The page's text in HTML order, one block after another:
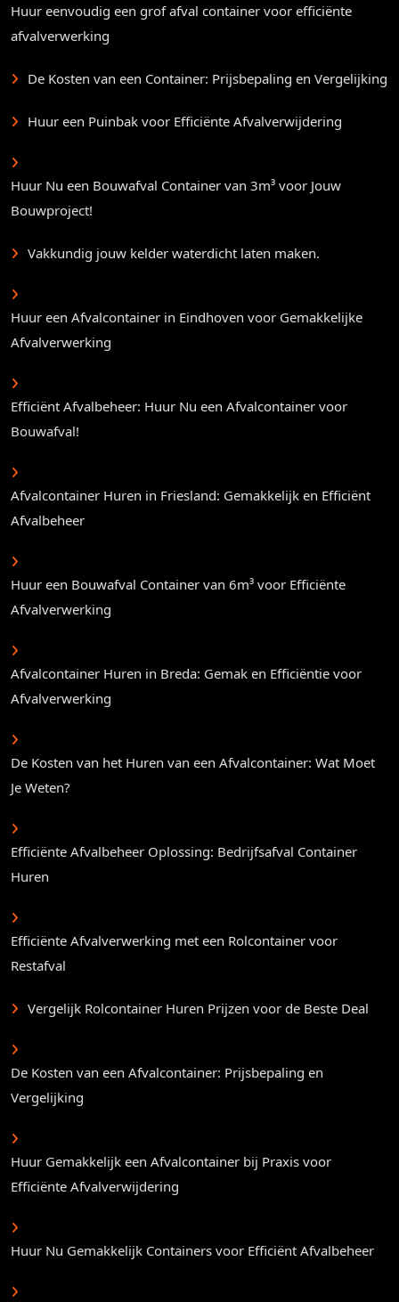
Huur eenvoudig een grof afval container voor efficiënte
afvalverwerking
De Kosten van een Container: Prijsbepaling en Vergelijking
Huur een Puinbak voor Efficiënte Afvalverwijdering
Huur Nu een Bouwafval Container van 3m³ voor Jouw
Bouwproject!
Vakkundig jouw kelder waterdicht laten maken.
Huur een Afvalcontainer in Eindhoven voor Gemakkelijke
Afvalverwerking
Efficiënt Afvalbeheer: Huur Nu een Afvalcontainer voor
Bouwafval!
Afvalcontainer Huren in Friesland: Gemakkelijk en Efficiënt
Afvalbeheer
Huur een Bouwafval Container van 6m³ voor Efficiënte
Afvalverwerking
Afvalcontainer Huren in Breda: Gemak en Efficiëntie voor
Afvalverwerking
De Kosten van het Huren van een Afvalcontainer: Wat Moet
Je Weten?
Efficiënte Afvalbeheer Oplossing: Bedrijfsafval Container
Huren
Efficiënte Afvalverwerking met een Rolcontainer voor
Restafval
Vergelijk Rolcontainer Huren Prijzen voor de Beste Deal
De Kosten van een Afvalcontainer: Prijsbepaling en
Vergelijking
Huur Gemakkelijk een Afvalcontainer bij Praxis voor
Efficiënte Afvalverwijdering
Huur Nu Gemakkelijk Containers voor Efficiënt Afvalbeheer